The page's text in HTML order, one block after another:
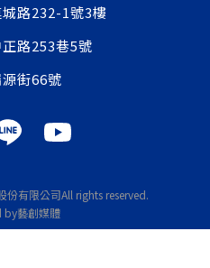
路232-1號3樓
路253巷5號
街66號
份有限公司All rights reserved.
by藝創媒體